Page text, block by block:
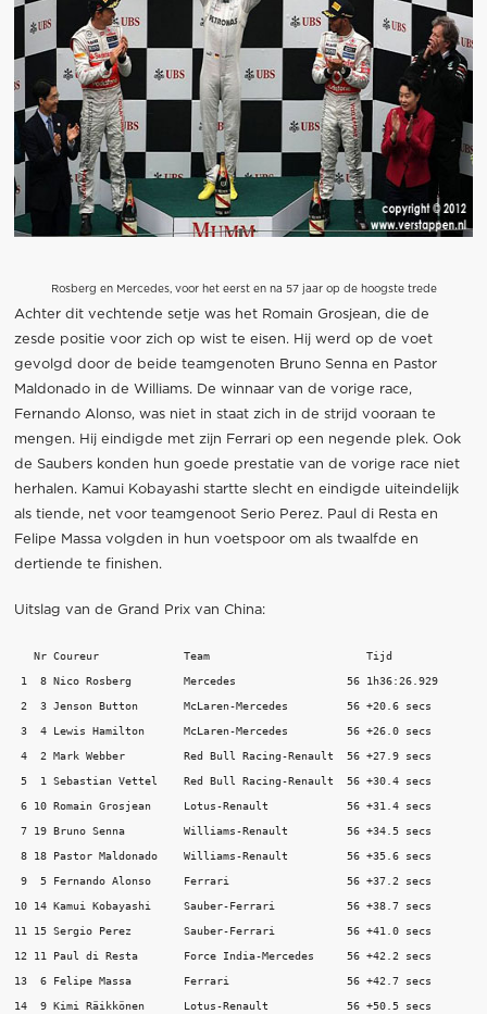
Rosberg en Mercedes, voor het eerst en na 57 jaar op de hoogste trede
Achter dit vechtende setje was het Romain Grosjean, die de
zesde positie voor zich op wist te eisen. Hij werd op de voet
gevolgd door de beide teamgenoten Bruno Senna en Pastor
Maldonado in de Williams. De winnaar van de vorige race,
Fernando Alonso, was niet in staat zich in de strijd vooraan te
mengen. Hij eindigde met zijn Ferrari op een negende plek. Ook
de Saubers konden hun goede prestatie van de vorige race niet
herhalen. Kamui Kobayashi startte slecht en eindigde uiteindelijk
als tiende, net voor teamgenoot Serio Perez. Paul di Resta en
Felipe Massa volgden in hun voetspoor om als twaalfde en
dertiende te finishen.
Uitslag van de Grand Prix van China:
   Nr Coureur             Team                        Tijd
1  8 Nico Rosberg        Mercedes                 56 1h36:26.929
2  3 Jenson Button       McLaren-Mercedes         56 +20.6 secs
3  4 Lewis Hamilton      McLaren-Mercedes         56 +26.0 secs
4  2 Mark Webber         Red Bull Racing-Renault  56 +27.9 secs
5  1 Sebastian Vettel    Red Bull Racing-Renault  56 +30.4 secs
6 10 Romain Grosjean     Lotus-Renault            56 +31.4 secs
7 19 Bruno Senna         Williams-Renault         56 +34.5 secs
8 18 Pastor Maldonado    Williams-Renault         56 +35.6 secs
9  5 Fernando Alonso     Ferrari                  56 +37.2 secs
10 14 Kamui Kobayashi     Sauber-Ferrari           56 +38.7 secs
11 15 Sergio Perez        Sauber-Ferrari           56 +41.0 secs
12 11 Paul di Resta       Force India-Mercedes     56 +42.2 secs
13  6 Felipe Massa        Ferrari                  56 +42.7 secs
14  9 Kimi Räikkönen      Lotus-Renault            56 +50.5 secs